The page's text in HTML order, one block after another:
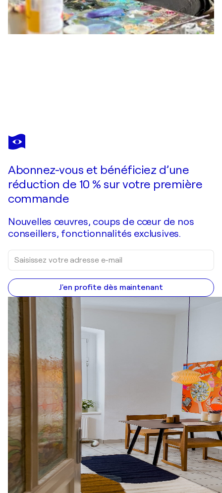
ANDREI BELAICHUK
Sunset Impression
Abonnez-vous et bénéficiez d’une
réduction de 10 % sur votre première
commande
Nouvelles œuvres, coups de cœur de nos
conseillers, fonctionnalités exclusives.
J'en profite dès maintenant